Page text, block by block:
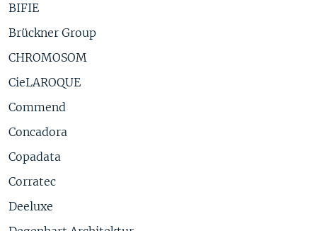
BIFIE
Brückner Group
CHROMOSOM
CieLAROQUE
Commend
Concadora
Copadata
Corratec
Deeluxe